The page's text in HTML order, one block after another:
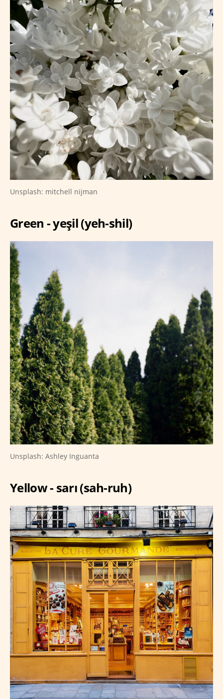
Unsplash: mitchell nijman
Green - yeşil (yeh-shil)
Unsplash: Ashley Inguanta
Yellow - sarı (sah-ruh)